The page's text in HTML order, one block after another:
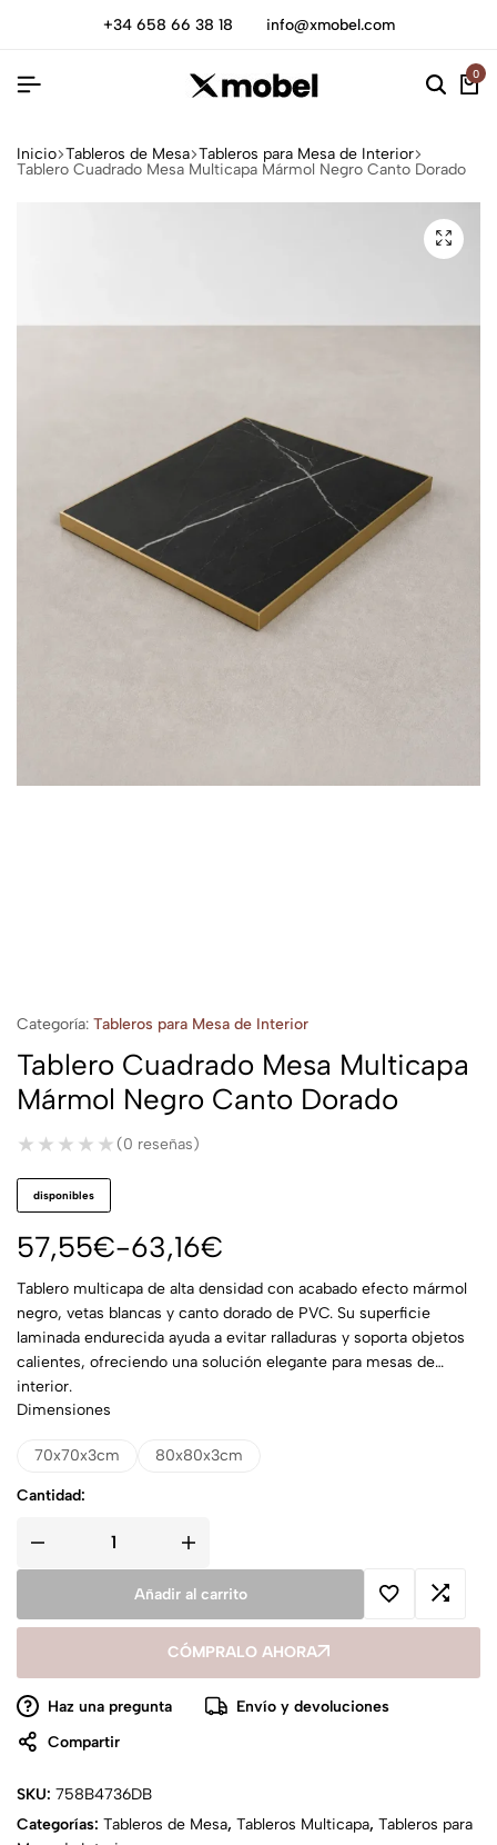
+34 658 66 38 18 info@xmobel.com
0
Inicio Tableros de Mesa Tableros para Mesa de Interior
Tablero Cuadrado Mesa Multicapa Mármol Negro Canto Dorado
Categoría: Tableros para Mesa de Interior
Tablero Cuadrado Mesa Multicapa
Mármol Negro Canto Dorado
★★★★★
★★★★★ (0 reseñas)
disponibles
57,55€-63,16€
Tablero multicapa de alta densidad con acabado efecto mármol
negro, vetas blancas y canto dorado de PVC. Su superficie
laminada endurecida ayuda a evitar ralladuras y soporta objetos
calientes, ofreciendo una solución elegante para mesas de
interior.
Dimensiones
70x70x3cm 80x80x3cm
Cantidad:
Añadir al carrito
CÓMPRALO AHORA
Haz una pregunta
Envío y devoluciones
Compartir
SKU: 758B4736DB
Categorías: Tableros de Mesa, Tableros Multicapa, Tableros para